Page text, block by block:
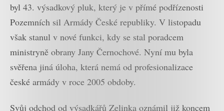
byl 43. výsadkový pluk, který je v přímé podřízenosti
Pozemních sil Armády České republiky. V listopadu
však stanul v nové funkci, kdy se stal poradcem
ministryně obrany Jany Černochové. Nyní mu byla
svěřena jiná úloha, která nemá od profesionalizace
české armády v roce 2005 obdoby.
Svůj odchod od výsadkářů Zelinka oznámil již koncem